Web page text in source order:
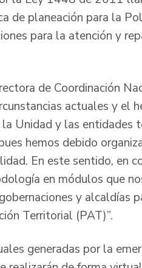
de planeación para la
para la atención y
de Coordinación
actuales y el
Unidad y las entidades
hemos debido
En este sentido, en
en módulos que
y alcaldías
Territorial (PAT)”.
generadas por la